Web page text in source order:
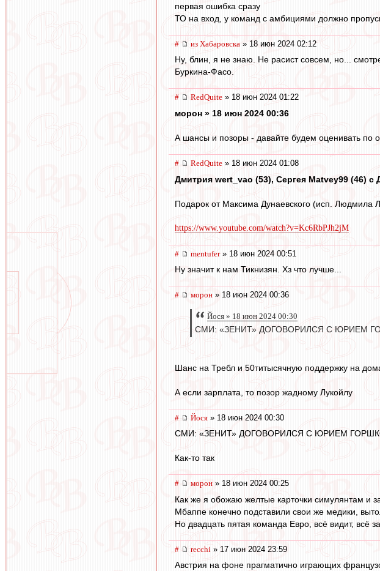
первая ошибка сразу
ТО на вход, у команд с амбициями должно
# из Хабаровска » 18 июн 2024 02:12
Ну, блин, я не знаю. Не расист совсем, но...
Буркина-Фасо.
# RedQuite » 18 июн 2024 01:22
морон » 18 июн 2024 00:36
А шансы и позоры - давайте будем оценивать по
# RedQuite » 18 июн 2024 01:08
Дмитрия wert_vao (53), Сергея Matvey99 (46) с
Подарок от Максима Дунаевского (исп. Людмила
https://www.youtube.com/watch?v=Kc6RbPJh2jM
# mentufer» 18 июн 2024 00:51
Ну значит к нам Тикнизян. Хз что лучше...
# морон » 18 июн 2024 00:36
Йося » 18 июн 2024 00:30
СМИ: «ЗЕНИТ» ДОГОВОРИЛСЯ С ЮРИЕМ
Шанс на Требл и 50титысячную поддержку на
А если зарплата, то позор жадному Лукойлу
# Йося » 18 июн 2024 00:30
СМИ: «ЗЕНИТ» ДОГОВОРИЛСЯ С ЮРИЕМ
Как-то так
# морон » 18 июн 2024 00:25
Как же я обожаю желтые карточки симулянтам и
Мбаппе конечно подставили свои же медики,
Но двадцать пятая команда Евро, всё видит, всё
# recchi » 17 июн 2024 23:59
Австрия на фоне прагматично играющих